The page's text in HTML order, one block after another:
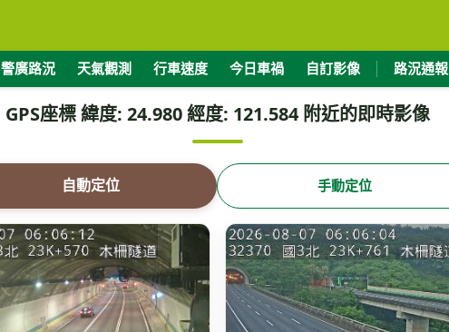
警廣路況 天氣觀測 行車速度 今日車禍 自訂影像 路況通報
GPS座標 緯度: 24.980 經度: 121.584 附近的即時影像
自動定位 手動定位